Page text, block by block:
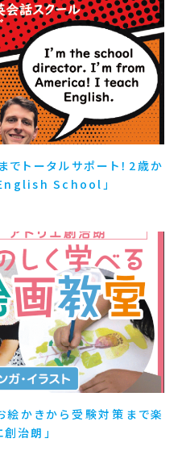
トータルサポート！2歳か
English School」
絵かきから受験対策まで楽
治朗」